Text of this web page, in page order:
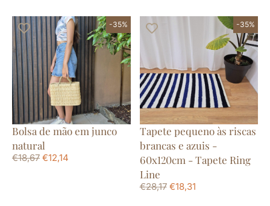
-35%
Bolsa de mão em junco
natural
€18,67 €12,14
-35%
Tapete pequeno às riscas
brancas e azuis -
60x120cm - Tapete Ring
Line
€28,17 €18,31